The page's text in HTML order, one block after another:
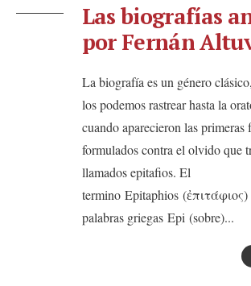
Las biografías
por Fernán
La biografía es un género
los podemos rastrear hasta la
cuando aparecieron las primeras
formulados contra el olvido que
llamados epitafios. El
termino Epitaphios (ἐπιτάφιος)
palabras griegas Epi (sobre)...